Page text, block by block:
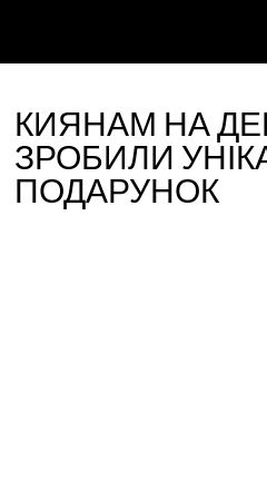
КИЯНАМ НА
ЗРОБИЛИ
ПОДАРУНОК